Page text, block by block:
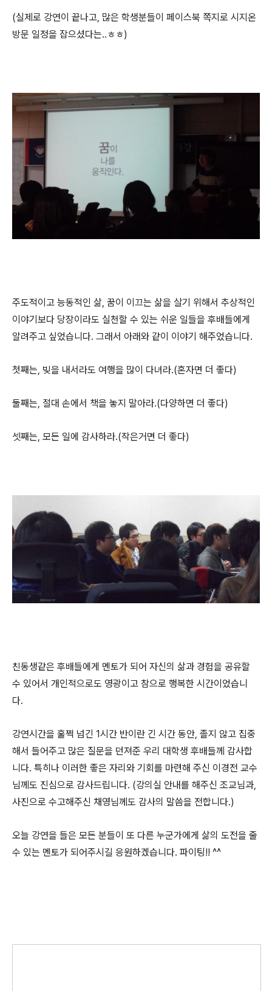
(실제로 강연이 끝나고, 많은 학생분들이 페이스북 쪽지로 시지온
방문 일정을 잡으셨다는..ㅎㅎ)
주도적이고 능동적인 삶, 꿈이 이끄는 삶을 살기 위해서 추상적인
이야기보다 당장이라도 실천할 수 있는 쉬운 일들을 후배들에게
알려주고 싶었습니다. 그래서 아래와 같이 이야기 해주었습니다.
첫째는, 빚을 내서라도 여행을 많이 다녀라.(혼자면 더 좋다)
둘째는, 절대 손에서 책을 놓지 말아라.(다양하면 더 좋다)
셋째는, 모든 일에 감사하라.(작은거면 더 좋다)
친동생같은 후배들에게 멘토가 되어 자신의 삶과 경험을 공유할
수 있어서 개인적으로도 영광이고 참으로 행복한 시간이었습니
다.
강연시간을 훌쩍 넘긴 1시간 반이란 긴 시간 동안, 졸지 않고 집중
해서 들어주고 많은 질문을 던져준 우리 대학생 후배들께 감사합
니다. 특히나 이러한 좋은 자리와 기회를 마련해 주신 이경전 교수
님께도 진심으로 감사드립니다. (강의실 안내를 해주신 조교님과,
사진으로 수고해주신 채영님께도 감사의 말씀을 전합니다.)
오늘 강연을 들은 모든 분들이 또 다른 누군가에게 삶의 도전을 줄
수 있는 멘토가 되어주시길 응원하겠습니다. 파이팅!! ^^